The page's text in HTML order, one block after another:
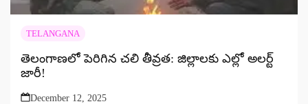
TELANGANA
తెలంగాణలో పెరిగిన చలి తీవ్రత: జిల్లాలకు ఎల్లో అలర్ట్
జారీ!
December 12, 2025